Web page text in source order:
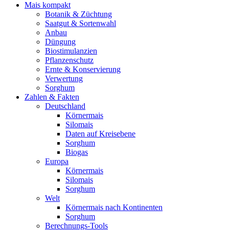
Mais kompakt
Botanik & Züchtung
Saatgut & Sortenwahl
Anbau
Düngung
Biostimulanzien
Pflanzenschutz
Ernte & Konservierung
Verwertung
Sorghum
Zahlen & Fakten
Deutschland
Körnermais
Silomais
Daten auf Kreisebene
Sorghum
Biogas
Europa
Körnermais
Silomais
Sorghum
Welt
Körnermais nach Kontinenten
Sorghum
Berechnungs-Tools